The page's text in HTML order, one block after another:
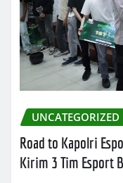
UNCATEGORIZED
Road to Kapolri
Kirim 3 Tim Esport